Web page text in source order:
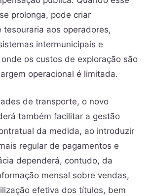
prolonga, pode criar
aos operadores,
intermunicipais e
os custos de exploração são
operacional é limitada.
de transporte, o novo
também facilitar a gestão
da medida, ao introduzir
regular de pagamentos e
dependerá, contudo, da
mensal sobre vendas,
efetiva dos títulos, bem